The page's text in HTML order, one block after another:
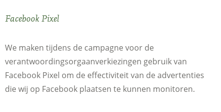
Facebook Pixel
We maken tijdens de campagne voor de
verantwoordingsorgaanverkiezingen gebruik van
Facebook Pixel om de effectiviteit van de advertenties
die wij op Facebook plaatsen te kunnen monitoren.